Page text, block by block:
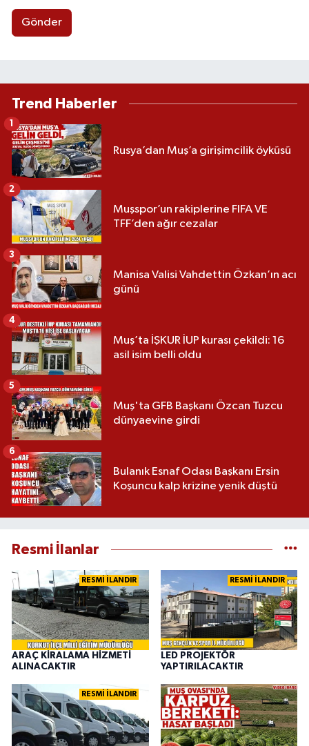
Gönder
Trend Haberler
Rusya’dan Muş’a girişimcilik öyküsü
1
Muşspor’un rakiplerine FIFA VE
TFF’den ağır cezalar
2
Manisa Valisi Vahdettin Özkan’ın acı
günü
3
Muş’ta İŞKUR İUP kurası çekildi: 16
asil isim belli oldu
4
Muş'ta GFB Başkanı Özcan Tuzcu
dünyaevine girdi
5
Bulanık Esnaf Odası Başkanı Ersin
Koşuncu kalp krizine yenik düştü
6
Resmi İlanlar
RESMİ İLANDIR
ARAÇ KİRALAMA HİZMETİ
ALINACAKTIR
RESMİ İLANDIR
LED PROJEKTÖR
YAPTIRILACAKTIR
RESMİ İLANDIR